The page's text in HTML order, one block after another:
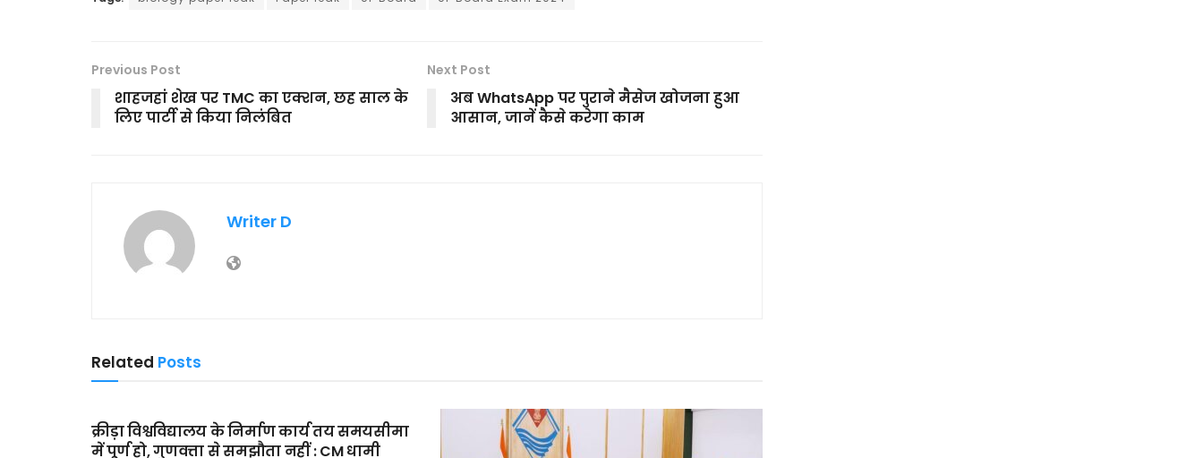
Previous Post
शाहजहां शेख पर TMC का एक्शन, छह साल के
लिए पार्टी से किया निलंबित
Next Post
अब WhatsApp पर पुराने मैसेज खोजना हुआ
आसान, जानें कैसे करेगा काम
Writer D
Related Posts
क्रीड़ा विश्वविद्यालय के निर्माण कार्य तय समयसीमा
में पूर्ण हो, गुणवत्ता से समझौता नहीं : CM धामी